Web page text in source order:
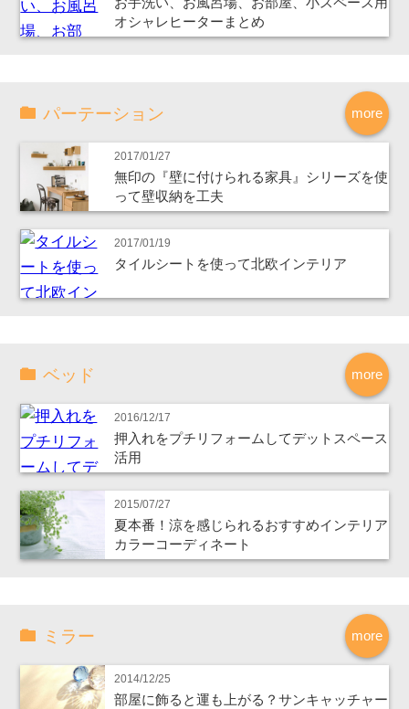
オシャレヒーターまとめ
more
パーテーション
2017/01/27
無印の『壁に付けられる家具』シリーズを使
って壁収納を工夫
2017/01/19
タイルシートを使って北欧インテリア
more
ベッド
2016/12/17
押入れをプチリフォームしてデットスペース
活用
2015/07/27
夏本番！涼を感じられるおすすめインテリア
カラーコーディネート
more
ミラー
2014/12/25
部屋に飾ると運も上がる？サンキャッチャー